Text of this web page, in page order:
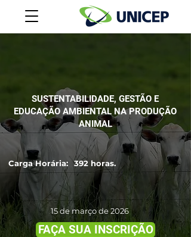
SUSTENTABILIDADE, GESTÃO E
EDUCAÇÃO AMBIENTAL NA PRODUÇÃO
ANIMAL
Carga Horária: 392 horas.
15 de março de 2026
FAÇA SUA INSCRIÇÃO